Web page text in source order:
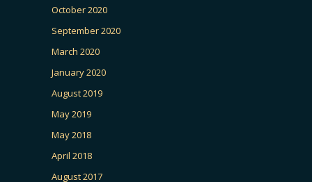
October 2020
September 2020
March 2020
January 2020
August 2019
May 2019
May 2018
April 2018
August 2017